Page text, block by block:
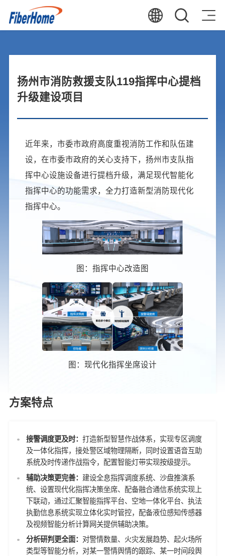
扬州市消防救援支队119指挥中心提档
升级建设项目
近年来，市委市政府高度重视消防工作和队伍建
设，在市委市政府的关心支持下，扬州市支队指
挥中心设施设备进行提档升级，满足现代智能化
指挥中心的功能需求，全力打造新型消防现代化
指挥中心。
图：指挥中心改造图
图：现代化指挥坐席设计
方案特点
接警调度更及时：打造新型智慧作战体系，实现专区调度
及一体化指挥，接处警区域物理隔断，同时设置语音互助
系统及时传递作战指令，配置智能灯带实现按级提示。
辅助决策更完善： 建设全息指挥调度系统、沙盘推演系
统、设置现代化指挥决策坐席、配备融合通信系统实现上
下联动，通过汇聚智能指挥平台、空地一体化平台、执法
执勤信息系统实现立体化实时管控，配备液位感知传感器
及视频智能分析计算网关提供辅助决策。
分析研判更全面： 对警情数量、火灾发展趋势、起火场所
类型等智能分析，对某一警情舆情的跟踪、某一时间段舆